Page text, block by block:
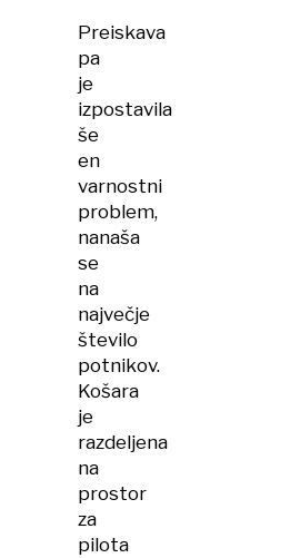
Preiskava
pa
je
izpostavila
še
en
varnostni
problem,
nanaša
se
na
največje
število
potnikov.
Košara
je
razdeljena
na
prostor
za
pilota